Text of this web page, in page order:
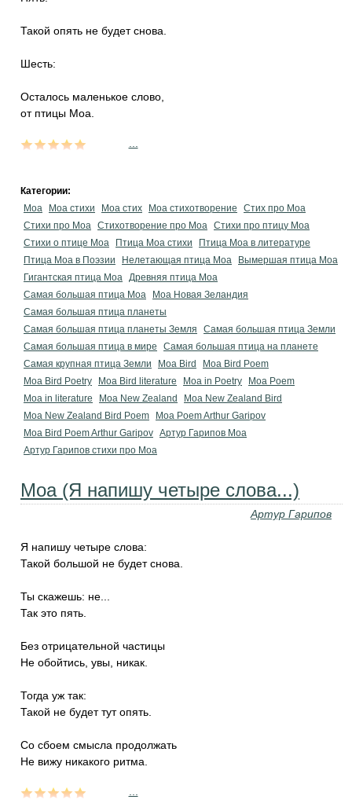
Такой опять не будет снова.
Шесть:
Осталось маленькое слово,
от птицы Моа.
Категории:
Моа
Моа стихи Моа стих Моа стихотворение
Стих про Моа
Стихи про Моа Стихотворение про Моа Стихи про птицу Моа
Стихи о птице Моа
Птица Моа стихи
Птица Моа в литературе
Птица Моа в Поэзии
Нелетающая птица Моа
Вымершая птица Моа
Гигантская птица Моа Древняя птица Моа
Самая большая птица Моа
Моа Новая Зеландия
Самая большая птица планеты
Самая большая птица планеты Земля
Самая большая птица Земли
Самая большая птица в мире
Самая большая птица на планете
Самая крупная птица Земли
Moa Bird
Moa Bird Poem
Moa Bird Poetry
Moa Bird literature Moa in Poetry
Moa Poem
Moa in literature
Moa New Zealand
Moa New Zealand Bird
Moa New Zealand Bird Poem
Moa Poem Arthur Garipov
Moa Bird Poem Arthur Garipov Артур Гарипов Моа
Артур Гарипов стихи про Моа
Моа (Я напишу четыре слова...)
Артур Гарипов
Я напишу четыре слова:
Такой большой не будет снова.
Ты скажешь: не...
Так это пять.
Без отрицательной частицы
Не обойтись, увы, никак.
Тогда уж так:
Такой не будет тут опять.
Со сбоем смысла продолжать
Не вижу никакого ритма.